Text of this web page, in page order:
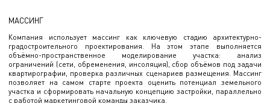
МАССИНГ
Компания использует массинг как ключевую стадию архитектурно-
градостроительного проектирования. На этом этапе выполняется
объёмно-пространственное моделирование участка: анализ
ограничений (сети, обременения, инсоляция), сбор объёмов под задачи
квартирографии, проверка различных сценариев размещения. Массинг
позволяет на самом старте проекта оценить потенциал земельного
участка и сформировать начальную концепцию застройки, параллельно
с работой маркетинговой команды заказчика.